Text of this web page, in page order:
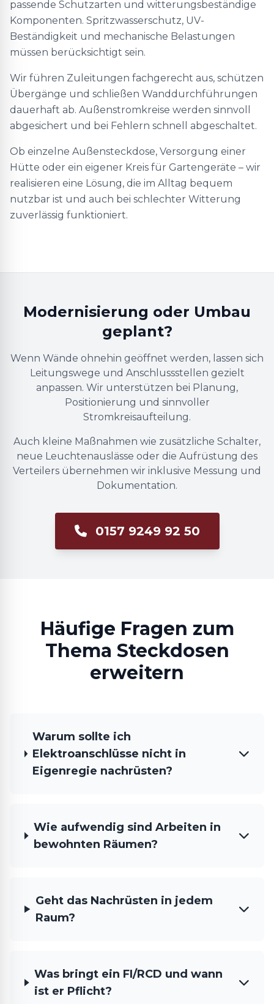
passende Schutzarten und witterungsbeständige
Komponenten. Spritzwasserschutz, UV-
Beständigkeit und mechanische Belastungen
müssen berücksichtigt sein.
Wir führen Zuleitungen fachgerecht aus, schützen
Übergänge und schließen Wanddurchführungen
dauerhaft ab. Außenstromkreise werden sinnvoll
abgesichert und bei Fehlern schnell abgeschaltet.
Ob einzelne Außensteckdose, Versorgung einer
Hütte oder ein eigener Kreis für Gartengeräte – wir
realisieren eine Lösung, die im Alltag bequem
nutzbar ist und auch bei schlechter Witterung
zuverlässig funktioniert.
Modernisierung oder Umbau
geplant?
Wenn Wände ohnehin geöffnet werden, lassen sich
Leitungswege und Anschlussstellen gezielt
anpassen. Wir unterstützen bei Planung,
Positionierung und sinnvoller
Stromkreisaufteilung.
Auch kleine Maßnahmen wie zusätzliche Schalter,
neue Leuchtenauslässe oder die Aufrüstung des
Verteilers übernehmen wir inklusive Messung und
Dokumentation.
0157 9249 92 50
Häufige Fragen zum
Thema Steckdosen
erweitern
Warum sollte ich
Elektroanschlüsse nicht in
Eigenregie nachrüsten?
Wie aufwendig sind Arbeiten in
bewohnten Räumen?
Geht das Nachrüsten in jedem
Raum?
Was bringt ein FI/RCD und wann
ist er Pflicht?